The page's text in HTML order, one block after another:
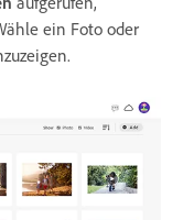
ein Foto oder